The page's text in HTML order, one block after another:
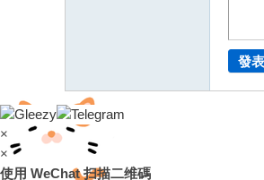
發
×
×
使用 WeChat 扫描二维碼